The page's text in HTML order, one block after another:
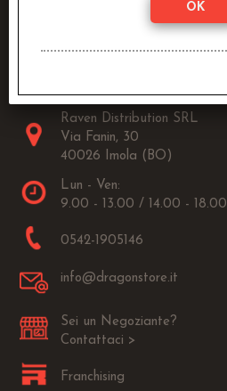
Raven Distribution SRL
Via Fanin, 30
40026 Imola (BO)
Lun - Ven:
9.00 - 13.00 / 14.00 - 18.00
0542-1905146
info@dragonstore.it
Sei un Negoziante?
Contattaci >
Franchising